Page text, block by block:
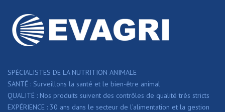
SPÉCIALISTES DE LA NUTRITION ANIMALE
SANTÉ : Surveillons la santé et le bien-être animal
QUALITÉ : Nos produits suivent des contrôles de qualité très stricts
EXPÉRIENCE : 30 ans dans le secteur de l’alimentation et la gestion